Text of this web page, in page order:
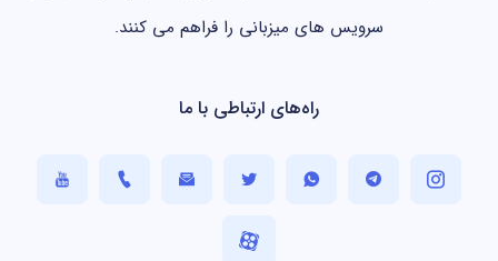
سرویس های میزبانی را فراهم می کنند.
راه‌های ارتباطی با ما